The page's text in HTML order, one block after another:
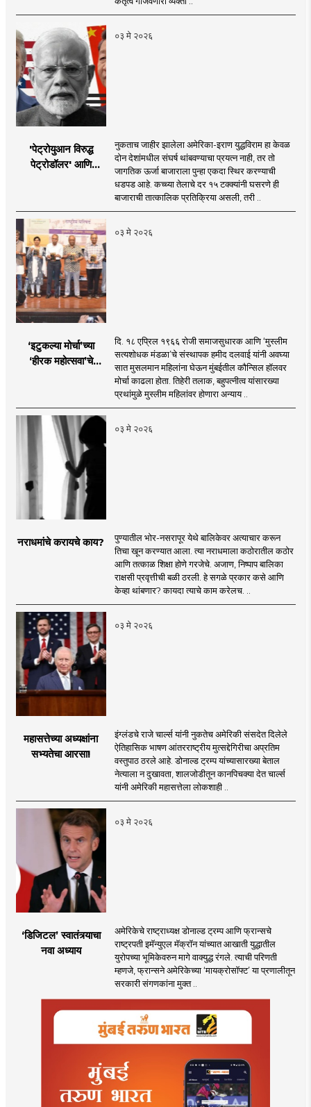
०३ मे २०२६
'पेट्रोयुआन विरुद्ध
पेट्रोडॉलर' आणि
नुकताच जाहीर झालेला अमेरिका-इराण युद्धविराम हा केवळ
दोन देशांमधील संघर्ष थांबवण्याचा प्रयत्न नाही, तर तो
जागतिक ऊर्जा बाजाराला पुन्हा एकदा स्थिर करण्याची
धडपड आहे. कच्च्या तेलाचे दर १५ टक्क्यांनी घसरणे ही
बाजाराची तात्कालिक प्रतिक्रिया असली, तरी ..
०३ मे २०२६
‘इटुकल्या मोर्चा’च्या
‘हीरक महोत्सवा’चे
दि. १८ एप्रिल १९६६ रोजी समाजसुधारक आणि ‘मुस्लीम
सत्यशोधक मंडळा’चे संस्थापक हमीद दलवाई यांनी अवघ्या
सात मुसलमान महिलांना घेऊन मुंबईतील कौन्सिल हॉलवर
मोर्चा काढला होता. तिहेरी तलाक, बहुपत्नीत्व यांसारख्या
प्रथांमुळे मुस्लीम महिलांवर होणारा अन्याय ..
०३ मे २०२६
नराधमांचे करायचे काय?
पुण्यातील भोर-नसरापूर येथे बालिकेवर अत्याचार करून
तिचा खून करण्यात आला. त्या नराधमाला कठोरातील कठोर
आणि तत्काळ शिक्षा होणे गरजेचे. अजाण, निष्पाप बालिका
राक्षसी प्रवृत्तीची बळी ठरली. हे सगळे प्रकार कसे आणि
केव्हा थांबणार? कायदा त्याचे काम करेलच. ..
०३ मे २०२६
महासत्तेच्या अध्यक्षांना
सभ्यतेचा आरसा!
इंग्लंडचे राजे चार्ल्स यांनी नुकतेच अमेरिकी संसदेत दिलेले
ऐतिहासिक भाषण आंतरराष्ट्रीय मुत्सद्देगिरीचा अप्रतिम
वस्तुपाठ ठरले आहे. डोनाल्ड ट्रम्प यांच्यासारख्या बेताल
नेत्याला न दुखावता, शालजोडीतून कानपिचक्या देत चार्ल्स
यांनी अमेरिकी महासत्तेला लोकशाही ..
०३ मे २०२६
‘डिजिटल’ स्वातंत्र्याचा
नवा अध्याय
अमेरिकेचे राष्ट्राध्यक्ष डोनाल्ड ट्रम्प आणि फ्रान्सचे
राष्ट्रपती इमॅन्युएल मॅक्रॉन यांच्यात आखाती युद्धातील
युरोपच्या भूमिकेवरुन मागे वाक्युद्ध रंगले. त्याची परिणती
म्हणजे, फ्रान्सने अमेरिकेच्या ‘मायक्रोसॉफ्ट’ या प्रणालीतून
सरकारी संगणकांना मुक्त ..